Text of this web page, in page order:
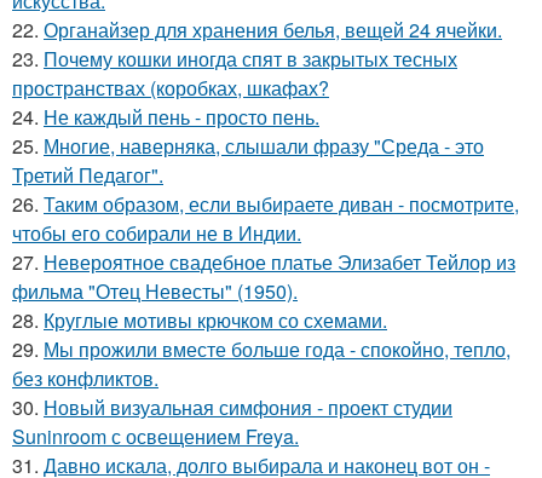
22. Органайзер для хранения белья, вещей 24 ячейки.
23. Почему кошки иногда спят в закрытых тесных
пространствах (коробках, шкафах?
24. Не каждый пень - просто пень.
25. Многие, наверняка, слышали фразу "Среда - это
Третий Педагог".
26. Таким образом, если выбираете диван - посмотрите,
чтобы его собирали не в Индии.
27. Невероятное свадебное платье Элизабет Тейлор из
фильма "Отец Невесты" (1950).
28. Круглые мотивы крючком со схемами.
29. Мы прожили вместе больше года - спокойно, тепло,
без конфликтов.
30. Новый визуальная симфония - проект студии
Suninroom с освещением Freya.
31. Давно искала, долго выбирала и наконец вот он -